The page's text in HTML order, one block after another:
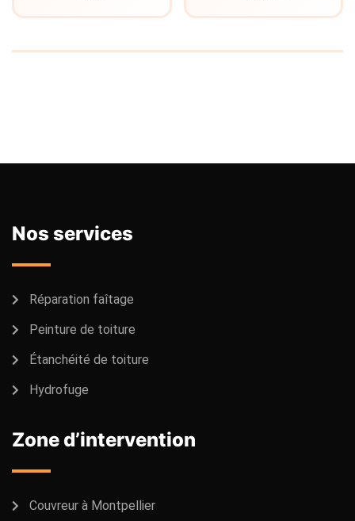
Nos services
Réparation faîtage
Peinture de toiture
Étanchéité de toiture
Hydrofuge
Zone d’intervention
Couvreur à Montpellier